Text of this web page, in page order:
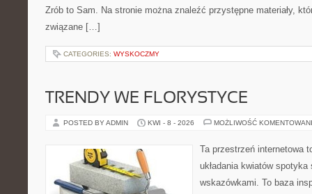
Zrób to Sam. Na stronie można znaleźć przystępne materiały,
związane […]
CATEGORIES: WYSKOCZMY
TRENDY WE FLORYSTYCE
POSTED BY ADMIN KWI - 8 - 2026 MOŻLIWOŚĆ
Ta przestrzeń internetowa
układania kwiatów
wskazówkami. To baza